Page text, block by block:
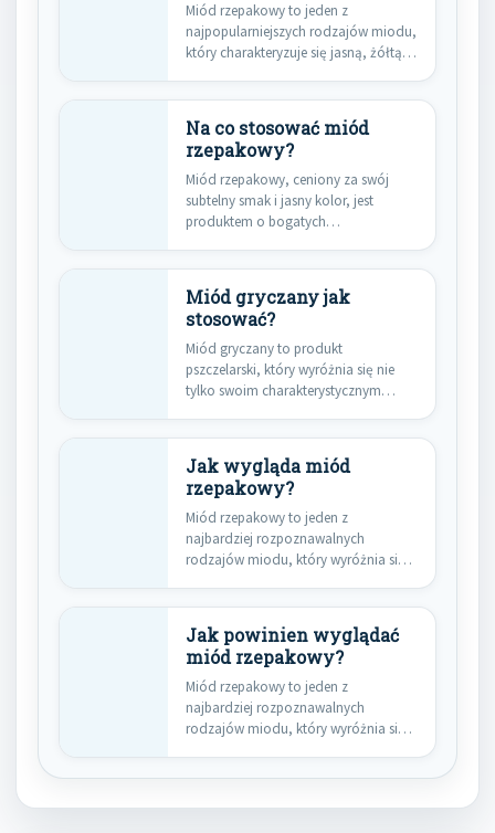
Miód rzepakowy to jeden z
najpopularniejszych rodzajów miodu,
który charakteryzuje się jasną, żółtą
Na co stosować miód
rzepakowy?
Miód rzepakowy, ceniony za swój
subtelny smak i jasny kolor, jest
produktem o bogatych
Miód gryczany jak
stosować?
Miód gryczany to produkt
pszczelarski, który wyróżnia się nie
tylko swoim charakterystycznym
Jak wygląda miód
rzepakowy?
Miód rzepakowy to jeden z
najbardziej rozpoznawalnych
rodzajów miodu, który wyróżnia się
Jak powinien wyglądać
miód rzepakowy?
Miód rzepakowy to jeden z
najbardziej rozpoznawalnych
rodzajów miodu, który wyróżnia się